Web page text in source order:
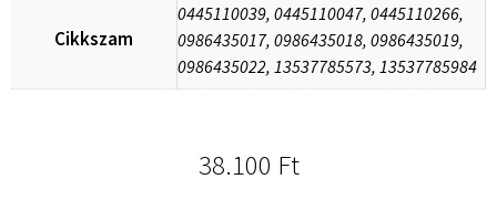
Cikkszam
0445110039, 0445110047, 0445110266,
0986435017, 0986435018, 0986435019,
0986435022, 13537785573, 13537785984
38.100 Ft